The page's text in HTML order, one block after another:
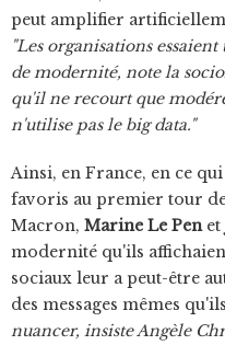
peut amplifier
"Les organisations
de modernité, note la
qu'il ne recourt que
n'utilise pas le big data."
Ainsi, en France, en ce
favoris au premier tour
Macron, Marine Le Pen et
modernité qu'ils
sociaux leur a peut-être
des messages mêmes
nuancer, insiste Angèle